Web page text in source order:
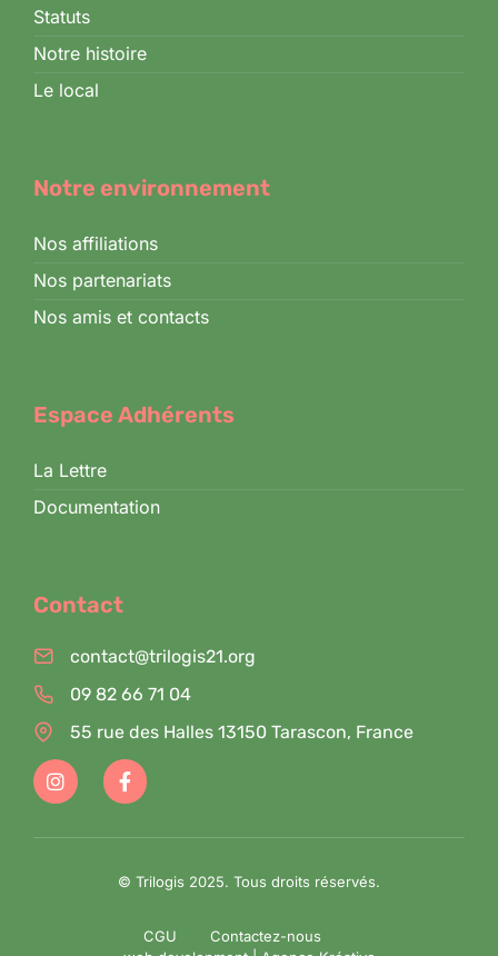
Statuts
Notre histoire
Le local
Notre environnement
Nos affiliations
Nos partenariats
Nos amis et contacts
Espace Adhérents
La Lettre
Documentation
Contact
contact@trilogis21.org
09 82 66 71 04
55 rue des Halles 13150 Tarascon, France
© Trilogis 2025. Tous droits réservés.
CGU
Contactez-nous